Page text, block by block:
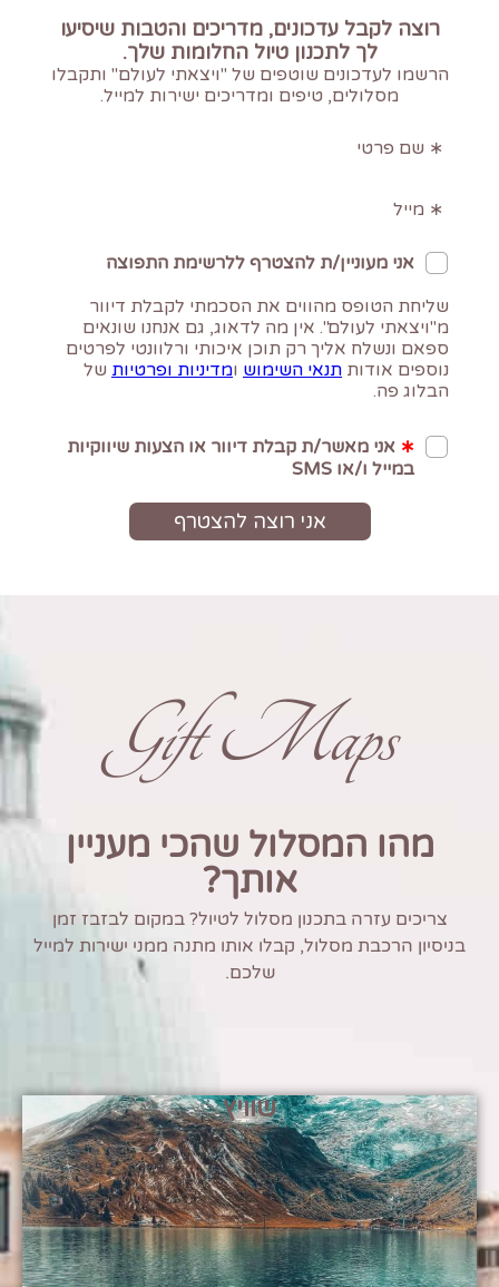
Gift Maps
מהו המסלול שהכי מעניין
אותך?
צריכים עזרה בתכנון מסלול לטיול? במקום לבזבז זמן
בניסיון הרכבת מסלול, קבלו אותו מתנה ממני ישירות למייל
שלכם.
שוויץ